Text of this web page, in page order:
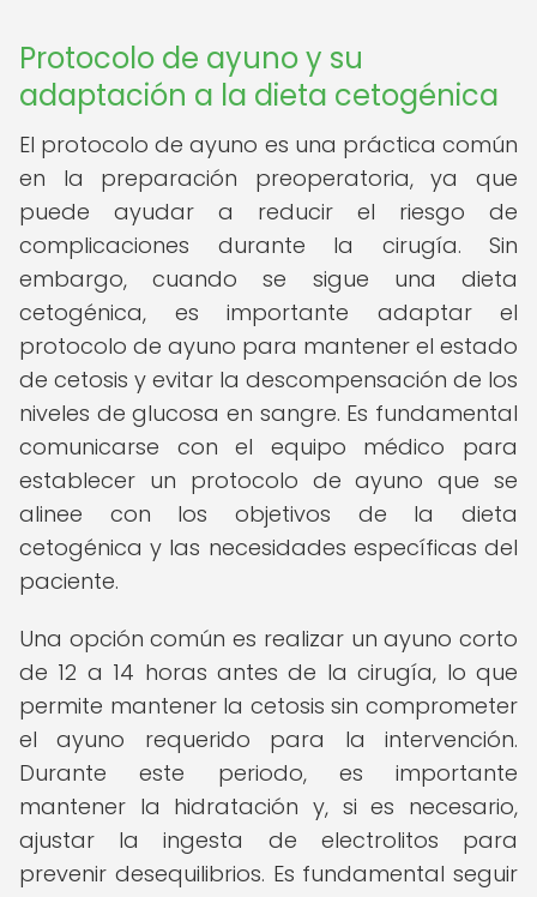
Protocolo de ayuno y su
adaptación a la dieta cetogénica
El protocolo de ayuno es una práctica común
en la preparación preoperatoria, ya que
puede ayudar a reducir el riesgo de
complicaciones durante la cirugía. Sin
embargo, cuando se sigue una dieta
cetogénica, es importante adaptar el
protocolo de ayuno para mantener el estado
de cetosis y evitar la descompensación de los
niveles de glucosa en sangre. Es fundamental
comunicarse con el equipo médico para
establecer un protocolo de ayuno que se
alinee con los objetivos de la dieta
cetogénica y las necesidades específicas del
paciente.
Una opción común es realizar un ayuno corto
de 12 a 14 horas antes de la cirugía, lo que
permite mantener la cetosis sin comprometer
el ayuno requerido para la intervención.
Durante este periodo, es importante
mantener la hidratación y, si es necesario,
ajustar la ingesta de electrolitos para
prevenir desequilibrios. Es fundamental seguir